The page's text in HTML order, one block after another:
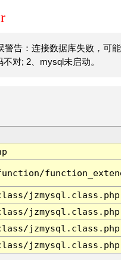
警告：连接数据库失败，可
对; 2、mysql未启动。
jzmysql.class.php
jzmysql.class.php
jzmysql.class.php
jzmysql.class.php